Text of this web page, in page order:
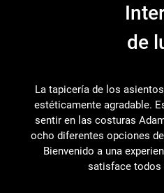
de
La tapicería de los
estéticamente agradable.
sentir en las costuras
ocho diferentes opciones
Bienvenido a una
satisface todos